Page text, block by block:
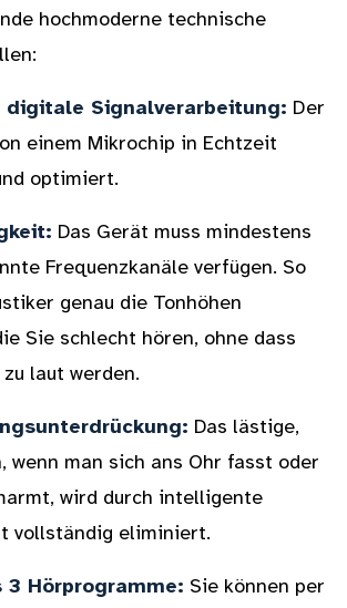
hochmoderne technische
Signalverarbeitung: Der
einem Mikrochip in Echtzeit
optimiert.
Das Gerät muss mindestens
Frequenzkanäle verfügen. So
genau die Tonhöhen
Sie schlecht hören, ohne dass
laut werden.
Das lästige,
wenn man sich ans Ohr fasst oder
wird durch intelligente
vollständig eliminiert.
3 Hörprogramme: Sie können per